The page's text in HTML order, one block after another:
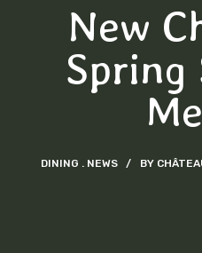
New
Spring
DINING NEWS BY